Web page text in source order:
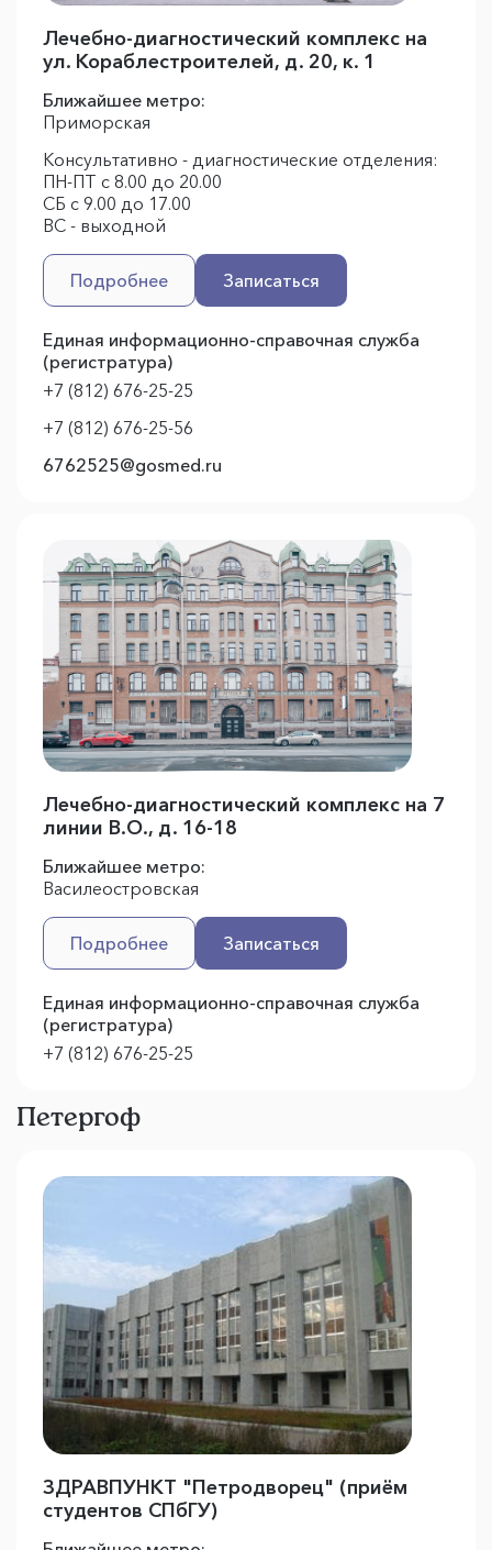
Лечебно-диагностический комплекс на
ул. Кораблестроителей, д. 20, к. 1
Ближайшее метро:
Приморская
Консультативно - диагностические отделения:
ПН-ПТ с 8.00 до 20.00
СБ с 9.00 до 17.00
ВС - выходной
Подробнее Записаться
Единая информационно-справочная служба
(регистратура)
+7 (812) 676-25-25
+7 (812) 676-25-56
6762525@gosmed.ru
Лечебно-диагностический комплекс на 7
линии В.О., д. 16-18
Ближайшее метро:
Василеостровская
Подробнее Записаться
Единая информационно-справочная служба
(регистратура)
+7 (812) 676-25-25
Петергоф
ЗДРАВПУНКТ "Петродворец" (приём
студентов СПбГУ)